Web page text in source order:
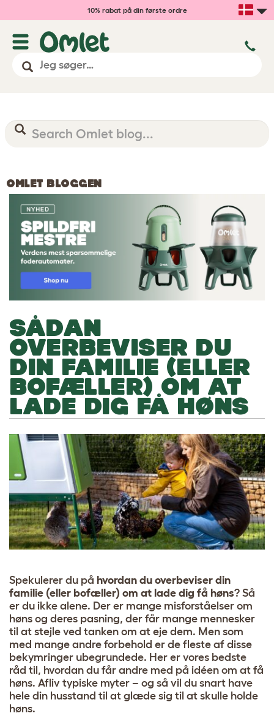
10% rabat på din første ordre
OMLET BLOGGEN
SÅDAN
OVERBEVISER DU
DIN FAMILIE (ELLER
BOFÆLLER) OM AT
LADE DIG FÅ HØNS
Spekulerer du på hvordan du overbeviser din
familie (eller bofæller) om at lade dig få høns? Så
er du ikke alene. Der er mange misforståelser om
høns og deres pasning, der får mange mennesker
til at stejle ved tanken om at eje dem. Men som
med mange andre forbehold er de fleste af disse
bekymringer ubegrundede. Her er vores bedste
råd til, hvordan du får andre med på idéen om at få
høns. Afliv typiske myter – og så vil du snart have
hele din husstand til at glæde sig til at skulle holde
høns.